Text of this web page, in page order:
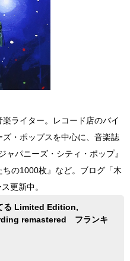
ライター。レコード店のバイ
・ポップスを中心に、音楽誌
パニーズ・シティ・ポップ』
ちの1000枚』など。ブログ「木
更新中。
る Limited Edition,
remastered フランキ